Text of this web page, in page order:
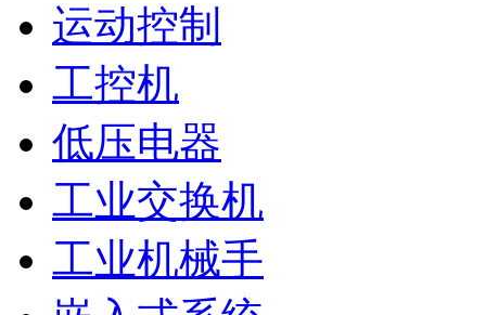
运动控制
工控机
低压电器
工业交换机
工业机械手